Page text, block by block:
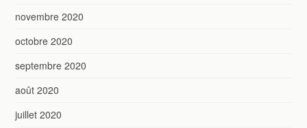
novembre 2020
octobre 2020
septembre 2020
août 2020
juillet 2020